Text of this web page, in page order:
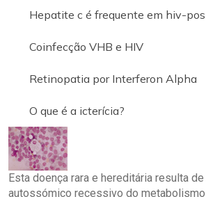
Hepatite c é frequente em hiv-
Coinfecção VHB e HIV
Retinopatia por Interferon Alpha
O que é a icterícia?
Esta doença rara e hereditária resulta
autossómico recessivo do metabolismo